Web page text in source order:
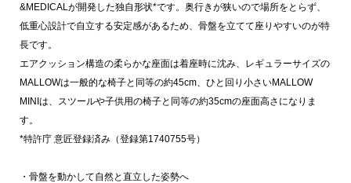
&MEDICALが開発した独自形状*です。奥行きが狭いので場所をとらず、
低重心設計で自立する安定感があるため、骨盤を立てて座りやすいのが特
長です。
エアクッション構造の柔らかな座面は着座時に沈み、レギュラーサイズの
MALLOWは一般的な椅子と同等の約45cm、ひと回り小さいMALLOW
MINIは、スツールや子供用の椅子と同等の約35cmの座面高さになりま
す。
*特許庁 意匠登録済み（登録第1740755号）
・骨盤を動かして自然と直立した姿勢へ